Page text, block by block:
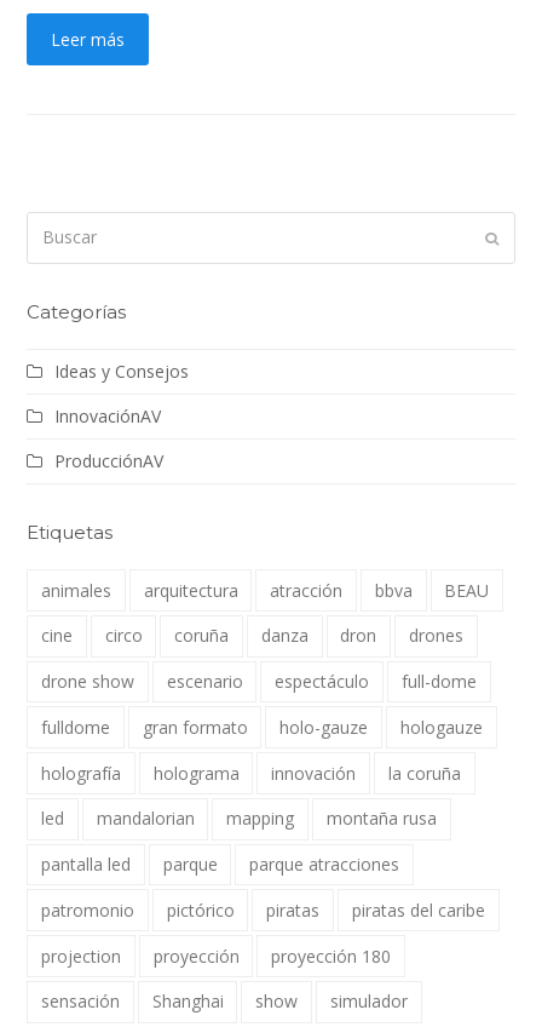
Leer más
Enviar
Categorías
Ideas y Consejos
InnovaciónAV
ProducciónAV
Etiquetas
animales arquitectura atracción bbva
BEAU
cine
circo coruña danza dron
drones
drone show
escenario espectáculo
full-dome
fulldome
gran formato holo-gauze
hologauze
holografía
holograma innovación
la coruña
led
mandalorian mapping
montaña rusa
pantalla led
parque
parque atracciones
patromonio
pictórico piratas
piratas del caribe
projection
proyección
proyección 180
sensación
Shanghai show
simulador